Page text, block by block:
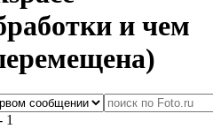
и чем
1